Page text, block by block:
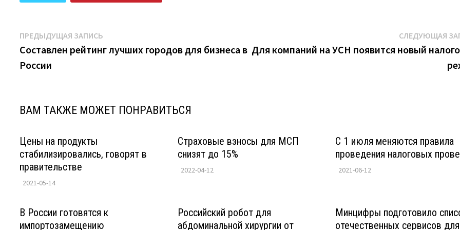
Навигация
по
ПРЕДЫДУЩАЯ ЗАПИСЬ
запись:
Составлен рейтинг лучших городов для бизнеса в
России
СЛЕДУЮЩАЯ
Для компаний на УСН появится новый
ВАМ ТАКЖЕ МОЖЕТ ПОНРАВИТЬСЯ
Цены на продукты
стабилизировались, говорят в
правительстве
2021-05-14
Страховые взносы для МСП
снизят до 15%
2022-04-12
С 1 июля меняются правила
проведения налоговых
2021-06-12
В России готовятся к
импортозамещению
Российский робот для
абдоминальной хирургии от
Минцифры подготовило
отечественных сервисов для